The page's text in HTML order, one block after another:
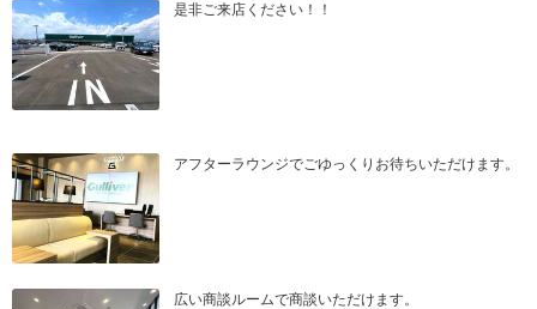
是非ご来店ください！！
アフターラウンジでごゆっくりお待ちいただけます。
広い商談ルームで商談いただけます。